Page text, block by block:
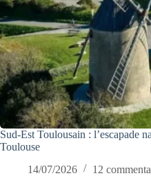
Sud-Est Toulousain : l’escapade
Toulouse
14/07/2026
12